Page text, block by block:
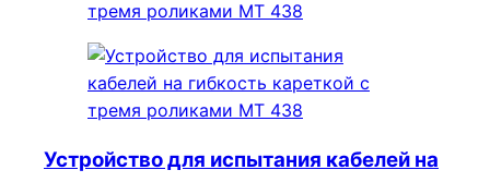
Устройство для испытания кабелей на